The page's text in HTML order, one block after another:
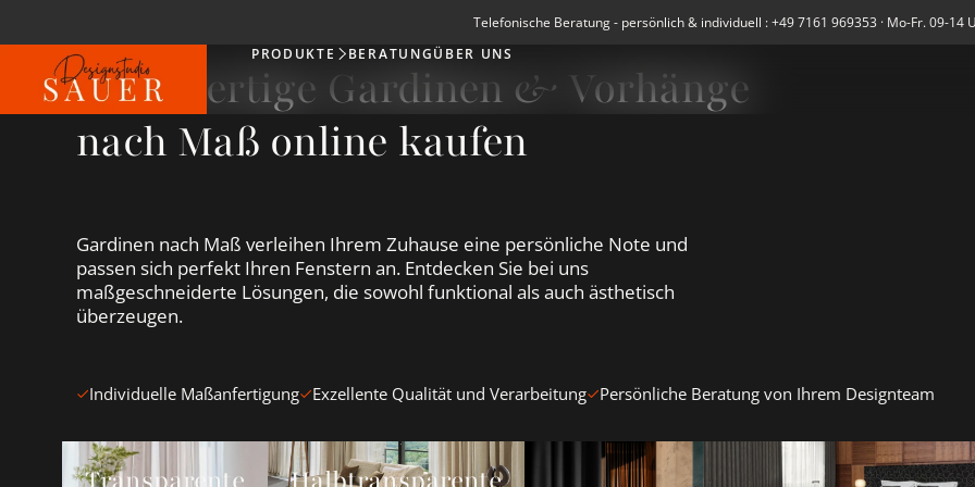
Telefonische Beratung - persönlich & individuell : +49 7161 969353 · Mo-Fr. 09-14
Produkte
PRODUKTE BERATUNGÜBER UNS
Hochwertige Gardinen & Vorhänge
nach Maß online kaufen
Gardinen nach Maß verleihen Ihrem Zuhause eine persönliche Note und
passen sich perfekt Ihren Fenstern an. Entdecken Sie bei uns
maßgeschneiderte Lösungen, die sowohl funktional als auch ästhetisch
überzeugen.
Individuelle Maßanfertigung Exzellente Qualität und Verarbeitung Persönliche Beratung von Ihrem Designteam
Transparente Gardinen &amp; Vorhänge ansehenHalbtransparente Gardinen &amp; Vorhänge ansehen
Blickdichte Vorhänge ansehenVerdunkelungsvorhänge